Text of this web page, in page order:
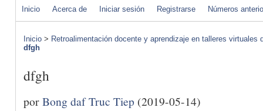
Inicio Acerca de Iniciar sesión Registrarse Números
Inicio > Retroalimentación docente y aprendizaje en talleres virtuales
dfgh
dfgh
porBong daf Truc Tiep (2019-05-14)